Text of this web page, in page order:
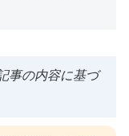
事の内容に基づ